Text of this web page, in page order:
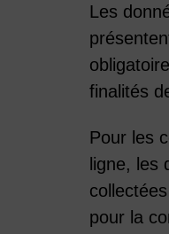
Les
finalités
Pour les
ligne, les
pour la